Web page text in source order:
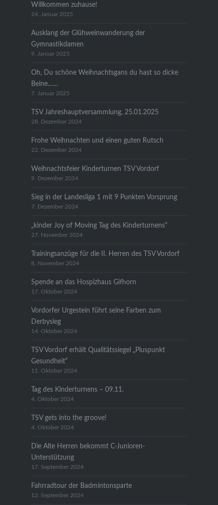
Willkommen zuhause!
24. Januar 2025
Ausklang der Glühweinwanderung der
Gymnastikdamen
9. Januar 2025
Oh, Du schöne Weihnachtsgans du hast so dicke
Beine……
7. Januar 2025
TSV Jahreshauptversammlung, 25.01.2025
28. Dezember 2024
Frohe Weihnachten und einen guten Rutsch
22. Dezember 2024
Weihnachtsfeier Kinderturnen TSV Vordorf
9. Dezember 2024
Sieg in der Landesliga 1 mit 9 Punkten Vorsprung
7. Dezember 2024
„kinder Joy of Moving Tag des Kinderturnens“
27. November 2024
Trainingsanzüge für die II. Herren des TSV Vordorf
8. November 2024
Spende an das Hospizhaus Gifhorn
17. Oktober 2024
Vordorfer Urgestein führt seine Farben zum
Derbysieg
14. Oktober 2024
TSV Vordorf erhält Qualitätssiegel „Pluspunkt
Gesundheit“
11. Oktober 2024
Tag des Kinderturnens – 09.11.
4. Oktober 2024
TSV gets into the groove!
4. Oktober 2024
Die Alte Herren bekommt C-Junioren-
Unterstützung
17. September 2024
Fahrradtour der Badmintonsparte
12. September 2024